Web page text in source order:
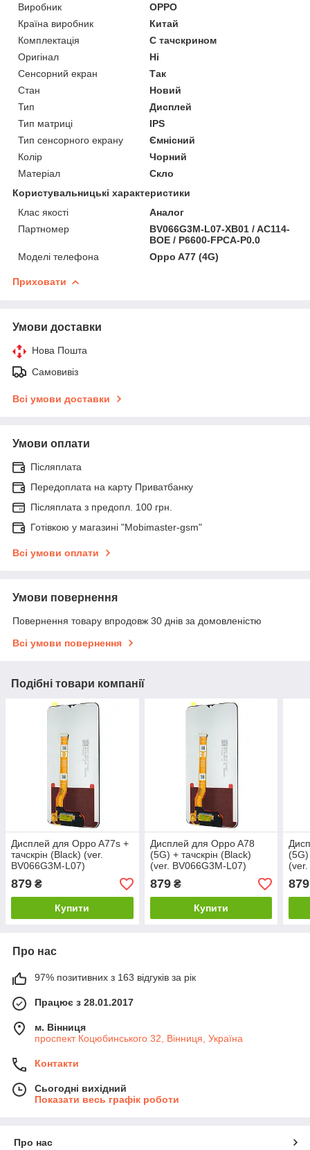
Виробник
OPPO
Країна виробник
Китай
Комплектація
С тачскрином
Оригінал
Ні
Сенсорний екран
Так
Стан
Новий
Тип
Дисплей
Тип матриці
IPS
Тип сенсорного екрану
Ємнісний
Колір
Чорний
Матеріал
Скло
Користувальницькі характеристики
Клас якості
Аналог
Партномер
BV066G3M-L07-XB01 / AC114-
BOE / P6600-FPCA-P0.0
Моделі телефона
Oppo A77 (4G)
Приховати
Умови доставки
Нова Пошта
Самовивіз
Всі умови доставки
Умови оплати
Післяплата
Передоплата на карту Приватбанку
Післяплата з предопл. 100 грн.
Готівкою у магазині "Mobimaster-gsm"
Всі умови оплати
Умови повернення
Повернення товару впродовж 30 днів за домовленістю
Всі умови повернення
Подібні товари компанії
Дисплей для Oppo A77s +
тачскрін (Black) (ver.
BV066G3M-L07)
879 ₴
Купити
Дисплей для Oppo A78
(5G) + тачскрін (Black)
(ver. BV066G3M-L07)
879₴
Купити
(5G)
879
Про нас
97% позитивних з 163 відгуків за рік
Працює з 28.01.2017
м. Вінниця
проспект Коцюбинського 32, Вінниця, Україна
Контакти
Сьогодні вихідний
Показати весь графік роботи
Про нас